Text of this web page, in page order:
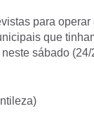
para operar
que
sábado (24/